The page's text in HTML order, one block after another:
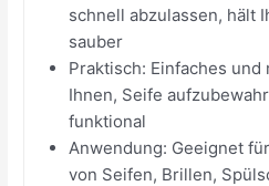
schnell abzulassen, hält
sauber
Praktisch: Einfaches
Ihnen, Seife
funktional
Anwendung: Geeignet
von Seifen, Brillen,